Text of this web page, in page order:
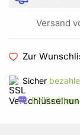
Versand
Zur
Sicher
Ein